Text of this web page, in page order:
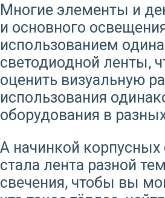
Многие элементы и
и основного
использованием
светодиодной ленты,
оценить визуальную
использования
оборудования в
А начинкой корпусных
стала лента разной
свечения, чтобы вы